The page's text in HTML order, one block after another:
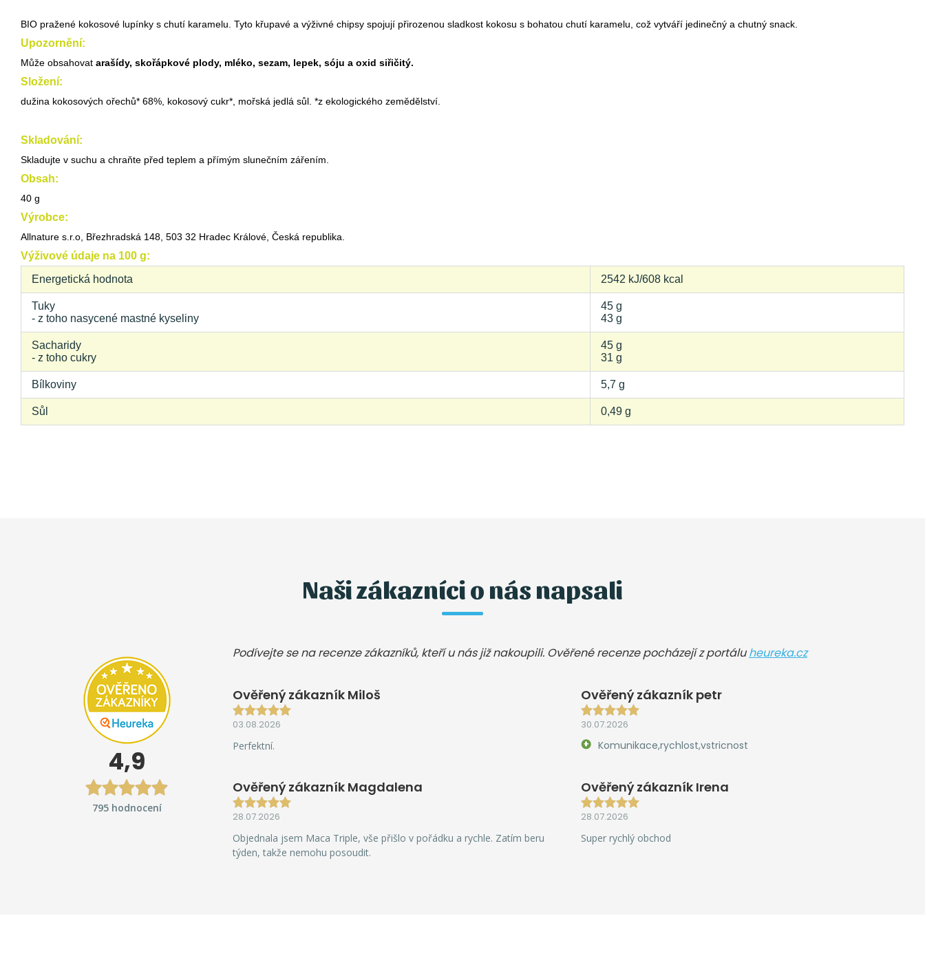
BIO pražené kokosové lupínky s chutí karamelu. Tyto křupavé a výživné chipsy spojují přirozenou sladkost kokosu s bohatou chutí karamelu, což vytváří jedinečný a chutný snack.
Upozornění:
Může obsahovat arašídy, skořápkové plody, mléko, sezam, lepek, sóju a oxid siřičitý.
Složení:
dužina kokosových ořechů* 68%, kokosový cukr*, mořská jedlá sůl. *z ekologického zemědělství.
Skladování:
Skladujte v suchu a chraňte před teplem a přímým slunečním zářením.
Obsah:
40 g
Výrobce:
Allnature s.r.o, Březhradská 148, 503 32 Hradec Králové, Česká republika.
Výživové údaje na 100 g:
Energetická hodnota
2542 kJ/608 kcal
Tuky
- z toho nasycené mastné kyseliny
45 g
43 g
Sacharidy
- z toho cukry
45 g
31 g
Bílkoviny 5,7 g
Sůl 0,49 g
Naši zákazníci o nás napsali
4,9
795 hodnocení
Podívejte se na recenze zákazníků, kteří u nás již nakoupili. Ověřené recenze pocházejí z portáluheureka.cz
Ověřený zákazník Miloš
03.08.2026
Perfektní.
Ověřený zákazník petr
30.07.2026
Komunikace,rychlost,vstricnost
Ověřený zákazník Magdalena
28.07.2026
Objednala jsem Maca Triple, vše přišlo v pořádku a rychle. Zatím beru
týden, takže nemohu posoudit.
Ověřený zákazník Irena
28.07.2026
Super rychlý obchod